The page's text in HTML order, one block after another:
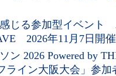
じる参加型イベント
2026年11月7日開
ン 2026 Powered by
イン大阪大会」参加